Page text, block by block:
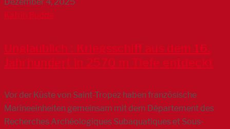
Katrin Budde
Unglaublich : Kriegsschiff aus dem 16.
Jahrhundert in 2570 m Tiefe entdeckt
Vor der Küste von Saint-Tropez haben französische
Marineeinheiten gemeinsam mit dem Département des
Recherches Archéologiques Subaquatiques et Sous-